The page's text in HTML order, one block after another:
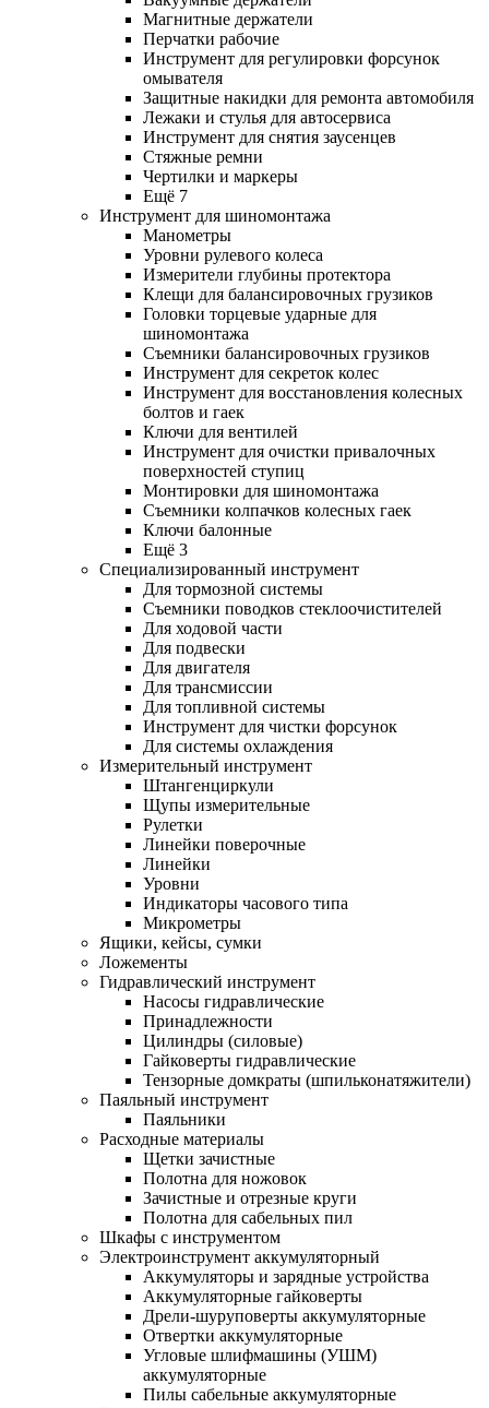
Магнитные держатели
Перчатки рабочие
Инструмент для регулировки форсунок
омывателя
Защитные накидки для ремонта автомобиля
Лежаки и стулья для автосервиса
Инструмент для снятия заусенцев
Стяжные ремни
Чертилки и маркеры
Ещё 7
Инструмент для шиномонтажа
Манометры
Уровни рулевого колеса
Измерители глубины протектора
Клещи для балансировочных грузиков
Головки торцевые ударные для
шиномонтажа
Съемники балансировочных грузиков
Инструмент для секреток колес
Инструмент для восстановления колесных
болтов и гаек
Ключи для вентилей
Инструмент для очистки привалочных
поверхностей ступиц
Монтировки для шиномонтажа
Съемники колпачков колесных гаек
Ключи балонные
Ещё 3
Специализированный инструмент
Для тормозной системы
Съемники поводков стеклоочистителей
Для ходовой части
Для подвески
Для двигателя
Для трансмиссии
Для топливной системы
Инструмент для чистки форсунок
Для системы охлаждения
Измерительный инструмент
Штангенциркули
Щупы измерительные
Рулетки
Линейки поверочные
Линейки
Уровни
Индикаторы часового типа
Микрометры
Ящики, кейсы, сумки
Ложементы
Гидравлический инструмент
Насосы гидравлические
Принадлежности
Цилиндры (силовые)
Гайковерты гидравлические
Тензорные домкраты (шпильконатяжители)
Паяльный инструмент
Паяльники
Расходные материалы
Щетки зачистные
Полотна для ножовок
Зачистные и отрезные круги
Полотна для сабельных пил
Шкафы с инструментом
Электроинструмент аккумуляторный
Аккумуляторы и зарядные устройства
Аккумуляторные гайковерты
Дрели-шуруповерты аккумуляторные
Отвертки аккумуляторные
Угловые шлифмашины (УШМ)
аккумуляторные
Пилы сабельные аккумуляторные